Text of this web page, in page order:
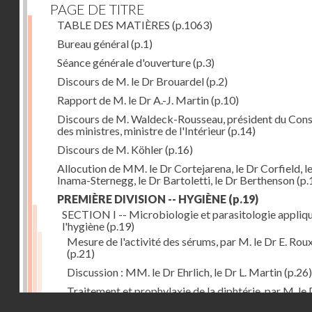
PAGE DE TITRE
TABLE DES MATIÈRES (p.1063)
Bureau général(p.1)
Séance générale d'ouverture(p.3)
Discours de M. le Dr Brouardel(p.2)
Rapport de M. le Dr A.-J. Martin(p.10)
Discours de M. Waldeck-Rousseau, président du
des ministres, ministre de l'Intérieur(p.14)
Discours de M. Köhler(p.16)
Allocution de MM. le Dr Cortejarena, le Dr Corfield,
Inama-Sternegg, le Dr Bartoletti, le Dr Berthenson
PREMIÈRE DIVISION -- HYGIÈNE (p.19)
SECTION I -- Microbiologie et parasitologie
l'hygiène(p.19)
Mesure de l'activité des sérums, par M. le Dr E.
(p.21)
Discussion : MM. le Dr Ehrlich, le Dr L. Martin(p.26)
Traitement et prophylaxie de la diphtérie, par M. le